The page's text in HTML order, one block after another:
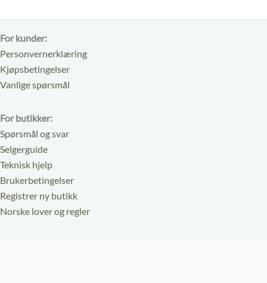
For kunder:
Personvernerklæring
Kjøpsbetingelser
Vanlige spørsmål
For butikker:
Spørsmål og svar
Selgerguide
Teknisk hjelp
Brukerbetingelser
Registrer ny butikk
Norske lover og regler